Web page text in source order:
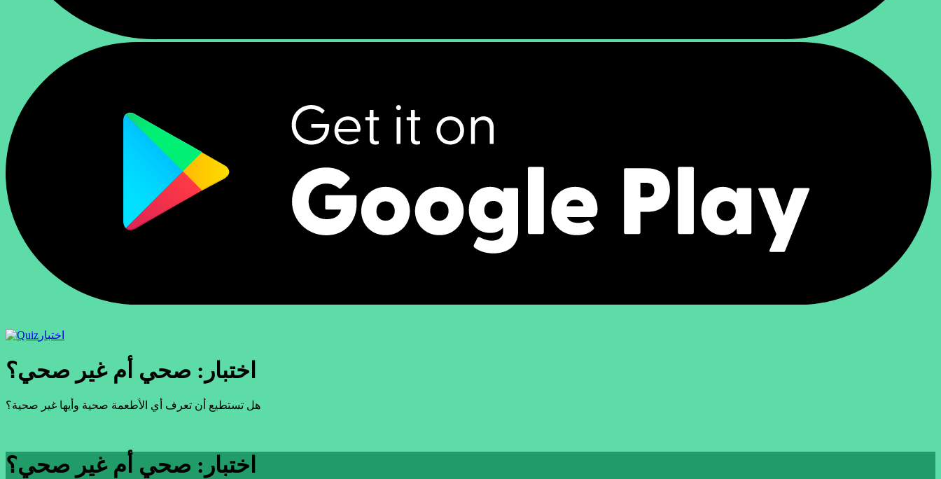
اختبار
اختبار: صحي أم غير صحي؟
هل تستطيع أن تعرف أي الأطعمة صحية وأيها غير صحية؟
اختبار: صحي أم غير صحي؟